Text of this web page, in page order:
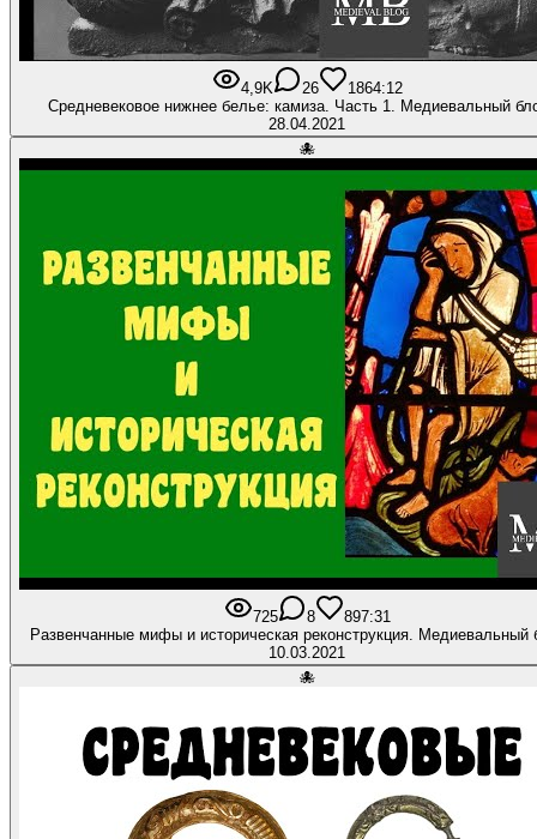
4,9K 26 1864:12
Средневековое нижнее белье: камиза. Часть 1. Медиевальный
28.04.2021
🐙
725 8 897:31
Развенчанные мифы и историческая реконструкция. Медиевальный
10.03.2021
🐙